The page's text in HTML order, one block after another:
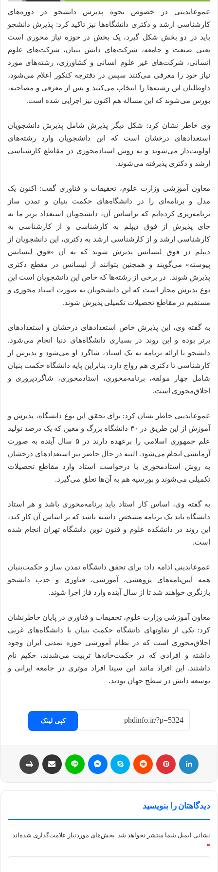
عموعابدینی در خصوص نحوه پذیرش دانشجو در دوره‌های
کارشناسی ارشد و دکتری دانشگاه‌ها نیز تاکید کرد: پذیرش دانشجو
باید در دو بخش شکل گیرد، یک بخش در حوزه نیاز محوری است
یعنی صنعت و جامعه، شرکت‌های دانش بنیان، شرکت‌های علوم
انسانی، شرکت‌های غیر علوم انسانی و کشاورزی، رشته‌های مورد
نیاز خود را معرفی می‌کنند سپس در دفترچه کنکور اعلام می‌شود،
داوطلبان این رشته‌ها را انتخاب می‌کنند و پس از معرفی و مصاحبه،
بورس می‌شوند که این مساله هم اکنون نیز اجرایی شده است.
وی خاطر نشان کرد: شکل دیگر پذیرش شامل پذیرش دانشجویان
استعدادهای درخشان است که این دانشجویان وارد رشته‌های
اولویت‌دار می‌شوند و به روش استادمحوری در مقاطع کارشناسی
ارشد و دکتری پذیرفته می‌شوند.
معاون آموزشی وزارت علوم، تحقیقات و فناوری گفت: اکنون یک
مدل و برنامه‌ای را در دانشگاه‌های حکمت بنیان و تمدن ساز
برنامه‌ریزی کرده‌ایم که براساس آن، دانشجویان استعداد برتر ما به
جای پذیرش از فوق دیپلم به کارشناسی و از کارشناسی به
کارشناسی ارشد و از کارشناسی ارشد به دکتری، این دانشجویان از
دیپلم در فوق لیسانس پذیرش شوند که به آن «فوق لیسانس
پیوسته» می‌گویند و همچنین بتوانند از لیسانس در مقطع دکتری
پذیرش شوند. در برخی از رشته‌ها که خاص این دانشجویان است این
نوع پذیرش مجاز است که این دانشجویان به صورت استاد محوری و
مستقیم در مقاطع تحصیلات تکمیلی پذیرش شوند.
به گفته وی، این پذیرش خاص استعدادهای درخشان و استعدادهای
برتر بوده و این روند در بسیاری دانشگاه‌های دنیا انجام می‌شود.
دانشجو با ارائه برنامه به یک استاد، شاگرد او می‌شود و پذیرش از
کارشناسی تا دکتری هم رواج دارد. بنابراین پایه دانشگاه حکمت بنیان
شامل چهار مولفه، برنامه‌محوری، استادمحوری، شاگردپروری و
اخلاق‌محوری است.
عموعابدینی خاطر نشان کرد: برای تحقق این نوع دانشگاه، پذیرش و
آموزش از این طریق در ۳۰ دانشگاه بزرگ و معین که یک درصد تولید
علم جمهوری اسلامی را برعهده دارند در ۵ سال آینده به صورت
آزمایشی انجام می‌شود. البته در حال حاضر نیز استعدادهای درخشان
به روش استادمحوری با درخواست استاد وارد مقاطع تحصیلات
تکمیلی می‌شوند و بورسیه هم به آن‌ها تعلق می‌گیرد.
به گفته وی، اساس کار استاد باید برنامه‌محوری باشد و هر استاد
دانشگاه باید یک برنامه مشخص داشته باشد که بر اساس آن کار کند،
این روند در دانشکده علوم و فنون نوین دانشگاه تهران انجام شده
است.
عموعابدینی ادامه داد: برای تحقق دانشگاه تمدن ساز و حکمت‌بنیان
همه آیین‌نامه‌های پژوهشی، آموزشی، فناوری و جذب دانشجو
بازنگری خواهند شد تا از سال آینده وارد فاز اجرا شوند.
معاون آموزشی وزارت علوم، تحقیقات و فناوری در پایان خاطرنشان
کرد: یکی از تفاوتهای دانشگاه حکمت بنیان با دانشگاه‌های غربی
اخلاق‌محوری است که در نظام آموزشی حوزه تمدنی ایران وجود
داشته و افرادی که در حکمت‌خانه‌ها تربیت می‌شدند، حکیم نام
داشتند. این افراد مانند ابن سینا افراد موثری در جامعه ایرانی و
توسعه دانش در سطح جهان بودند.
کپی لینک
دیدگاهتان را بنویسید
نشانی ایمیل شما منتشر نخواهد شد. بخش‌های موردنیاز علامت‌گذاری شده‌اند
*